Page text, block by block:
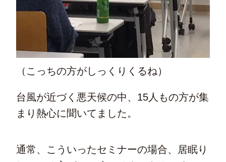
（こっちの方がしっくりくるね）
台風が近づく悪天候の中、15人もの方が集
まり熱心に聞いてました。
通常、こういったセミナーの場合、居眠り